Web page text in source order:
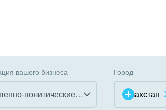
вашего бизнеса
Общественно-политические организации
Город
Казахстан